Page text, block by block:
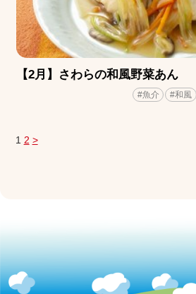
【2月】さわらの和風野菜あん
#魚介 #和風
1 2 >